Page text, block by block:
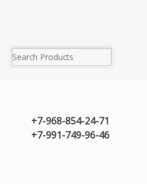
+7-968-854-24-71
+7-991-749-96-46